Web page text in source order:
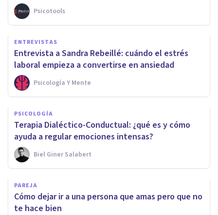
Psicotools
ENTREVISTAS
Entrevista a Sandra Rebeillé: cuándo el estrés
laboral empieza a convertirse en ansiedad
Psicología Y Mente
PSICOLOGÍA
Terapia Dialéctico-Conductual: ¿qué es y cómo
ayuda a regular emociones intensas?
Biel Giner Salabert
PAREJA
Cómo dejar ir a una persona que amas pero que no
te hace bien